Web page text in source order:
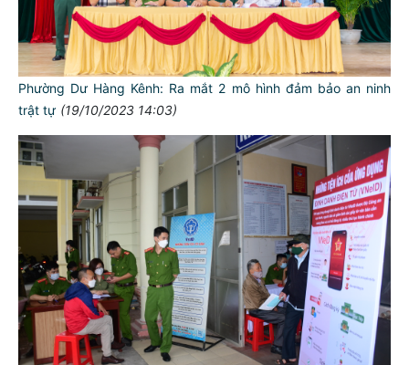
Phường Dư Hàng Kênh: Ra mắt 2 mô hình đảm bảo an ninh
trật tự (19/10/2023 14:03)